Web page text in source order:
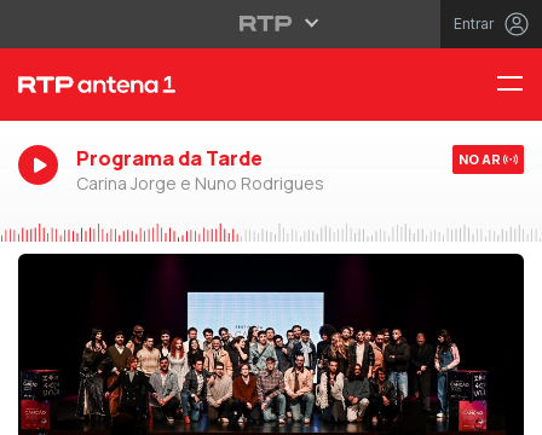
Entrar
Programa da Tarde
Carina Jorge e Nuno Rodrigues
NO AR